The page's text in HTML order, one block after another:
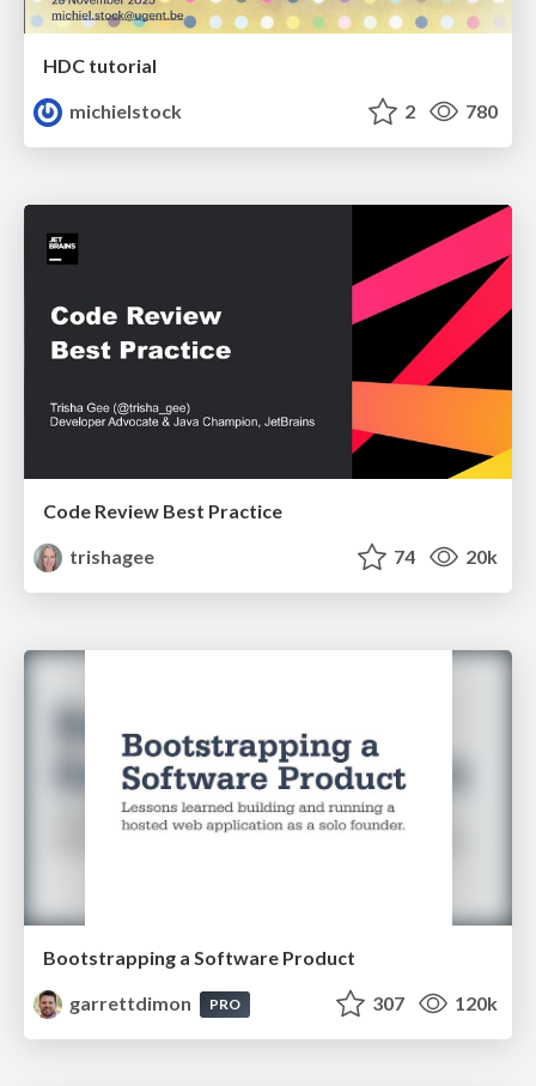
HDC tutorial
michielstock
2 780
Code Review Best Practice
trishagee
74 20k
Bootstrapping a Software Product
garrettdimon
PRO 307 120k